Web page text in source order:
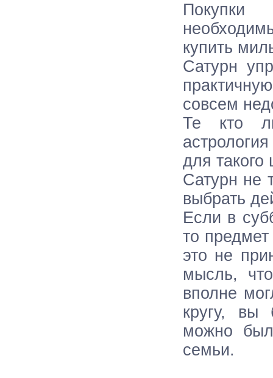
Покупки
купить
Сатурн
совсем
Те кто
для такого
Сатурн не
выбрать
Если в
то
это не
мысль,
вполне
кругу, вы
можно
семьи.